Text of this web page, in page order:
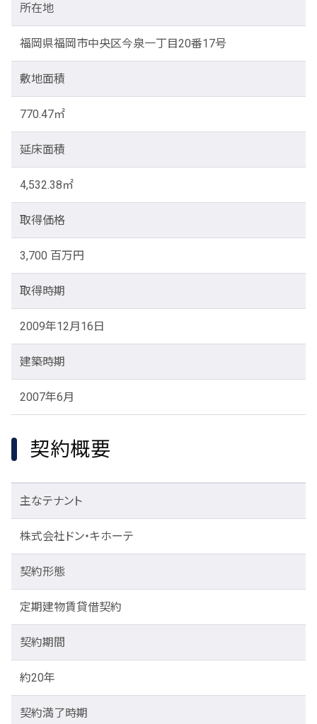
所在地
福岡県福岡市中央区今泉一丁目20番17号
敷地面積
770.47㎡
延床面積
4,532.38㎡
取得価格
3,700 百万円
取得時期
2009年12月16日
建築時期
2007年6月
契約概要
主なテナント
株式会社ドン・キホーテ
契約形態
定期建物賃貸借契約
契約期間
約20年
契約満了時期